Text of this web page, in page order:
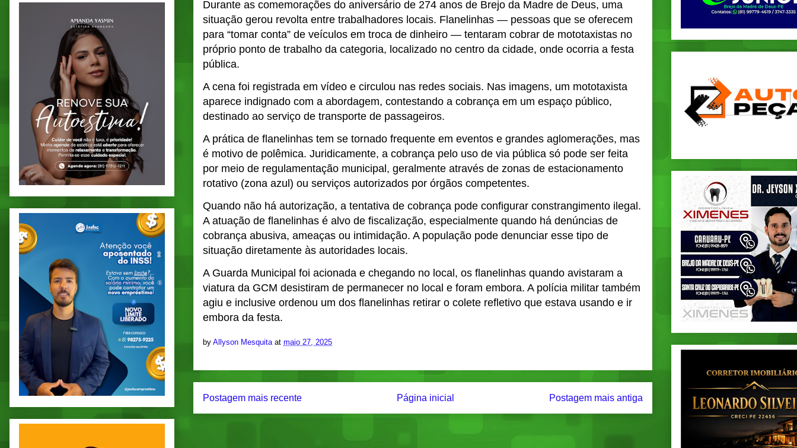
Durante as comemorações do aniversário de 274 anos de Brejo da Madre de Deus, uma
situação gerou revolta entre trabalhadores locais. Flanelinhas — pessoas que se oferecem
para “tomar conta” de veículos em troca de dinheiro — tentaram cobrar de mototaxistas no
próprio ponto de trabalho da categoria, localizado no centro da cidade, onde ocorria a festa
pública.
A cena foi registrada em vídeo e circulou nas redes sociais. Nas imagens, um mototaxista
aparece indignado com a abordagem, contestando a cobrança em um espaço público,
destinado ao serviço de transporte de passageiros.
A prática de flanelinhas tem se tornado frequente em eventos e grandes aglomerações, mas
é motivo de polêmica. Juridicamente, a cobrança pelo uso de via pública só pode ser feita
por meio de regulamentação municipal, geralmente através de zonas de estacionamento
rotativo (zona azul) ou serviços autorizados por órgãos competentes.
Quando não há autorização, a tentativa de cobrança pode configurar constrangimento ilegal.
A atuação de flanelinhas é alvo de fiscalização, especialmente quando há denúncias de
cobrança abusiva, ameaças ou intimidação. A população pode denunciar esse tipo de
situação diretamente às autoridades locais.
A Guarda Municipal foi acionada e chegando no local, os flanelinhas quando avistaram a
viatura da GCM desistiram de permanecer no local e foram embora. A polícia militar também
agiu e inclusive ordenou um dos flanelinhas retirar o colete refletivo que estava usando e ir
embora da festa.
by Allyson Mesquita at maio 27, 2025
Postagem mais recente Postagem mais antiga
Página inicial